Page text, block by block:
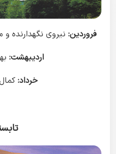
فروردین: نیروی نگهدارنده
اردیبهشت:
خرداد: